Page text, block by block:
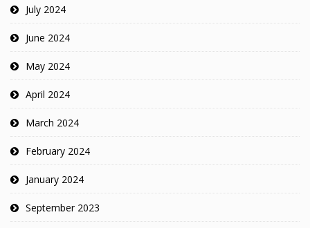
July 2024
June 2024
May 2024
April 2024
March 2024
February 2024
January 2024
September 2023